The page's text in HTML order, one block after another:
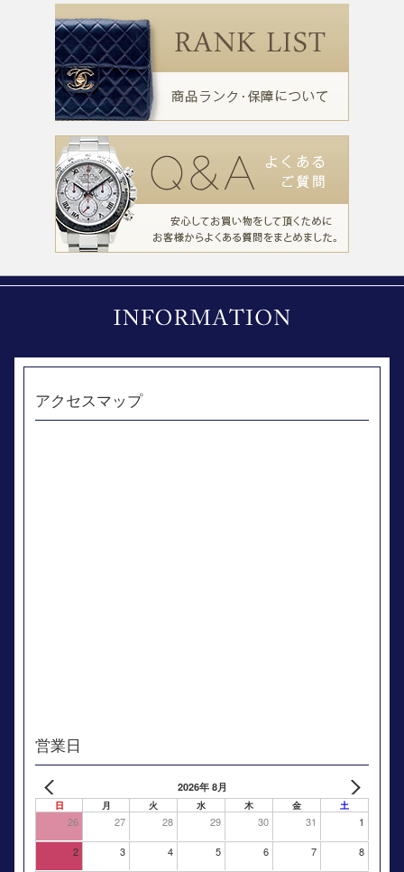
アクセスマップ
営業日
2026年 8月
日 月 火 水 木 金 土
26 27 28 29 30 31 1
2 3 4 5 6 7 8